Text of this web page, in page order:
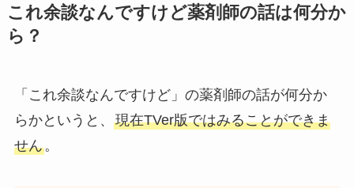
これ余談なんですけど薬剤師の話は何分か
ら？
「これ余談なんですけど」の薬剤師の話が何分か
らかというと、 現在TVer版ではみることができま
せん。